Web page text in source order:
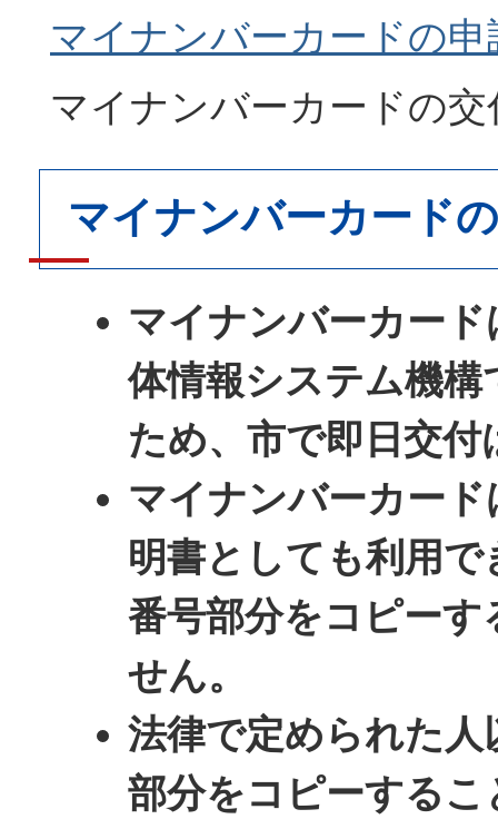
マイナンバーカードの
マイナンバーカードの
マイナンバーカード
マイナンバーカー
体情報システム機構
ため、市で即日交
マイナンバーカー
明書としても利用
番号部分をコピー
せん。
法律で定められた人
部分をコピーするこ